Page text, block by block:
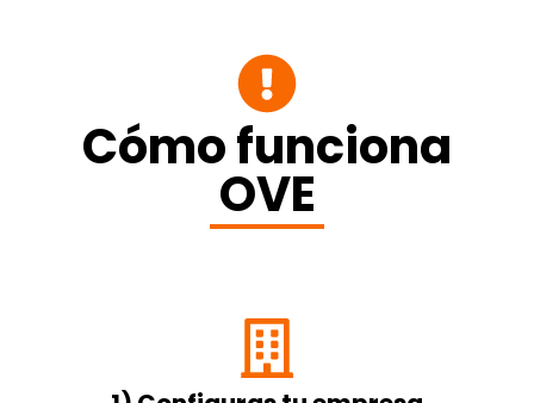
Cómo funciona
OVE